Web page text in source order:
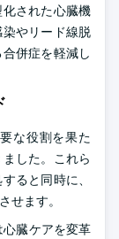
された心臓機
やリード線脱
併症を軽減し
な役割を果た
した。これら
ると同時に、
せます。
臓ケアを変革